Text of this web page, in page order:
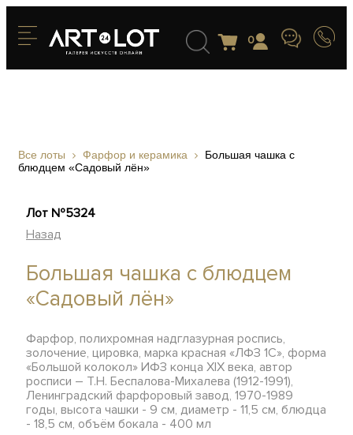
0
Все лоты Фарфор и керамика
Большая чашка с
блюдцем «Садовый лён»
Лот №5324
Назад
Большая чашка с блюдцем
«Садовый лён»
Фарфор, полихромная надглазурная роспись,
золочение, цировка, марка красная «ЛФЗ 1С», форма
«Большой колокол» ИФЗ конца XIX века, автор
росписи – Т.Н. Беспалова-Михалева (1912-1991),
Ленинградский фарфоровый завод, 1970-1989
годы, высота чашки - 9 см, диаметр - 11,5 см, блюдца
- 18,5 см, объём бокала - 400 мл